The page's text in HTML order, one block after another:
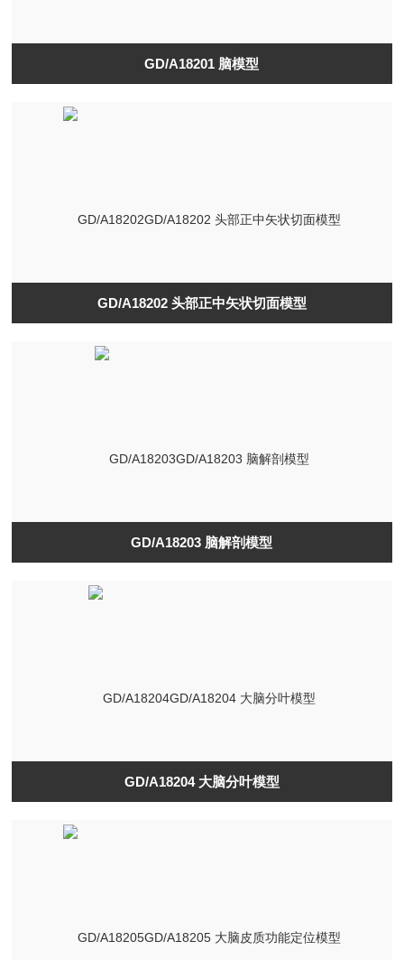
GD/A18201 脑模型
GD/A18202 头部正中矢状切面模型
GD/A18203 脑解剖模型
GD/A18204 大脑分叶模型